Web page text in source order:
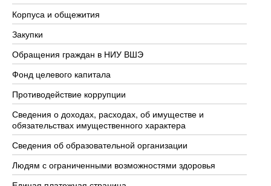
Корпуса и общежития
Закупки
Обращения граждан в НИУ ВШЭ
Фонд целевого капитала
Противодействие коррупции
Сведения о доходах, расходах, об имуществе и
обязательствах имущественного характера
Сведения об образовательной организации
Людям с ограниченными возможностями здоровья